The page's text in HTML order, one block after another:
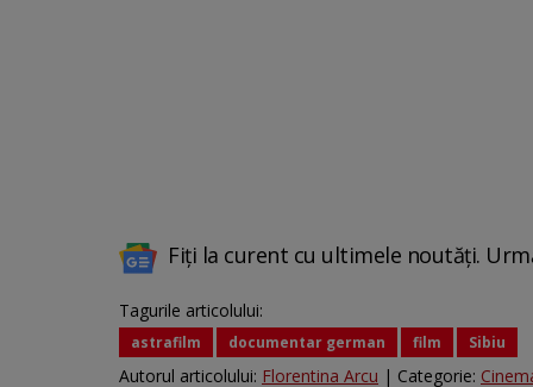
Fiți la curent cu ultimele noutăți.
Tagurile articolului:
astrafilm documentar german film Sibiu
Autorul articolului: Florentina Arcu | Categorie: